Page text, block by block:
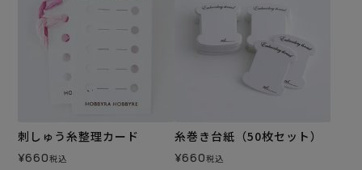
刺しゅう糸整理カード
¥660税込
糸巻き台紙（50枚セット）
¥660税込